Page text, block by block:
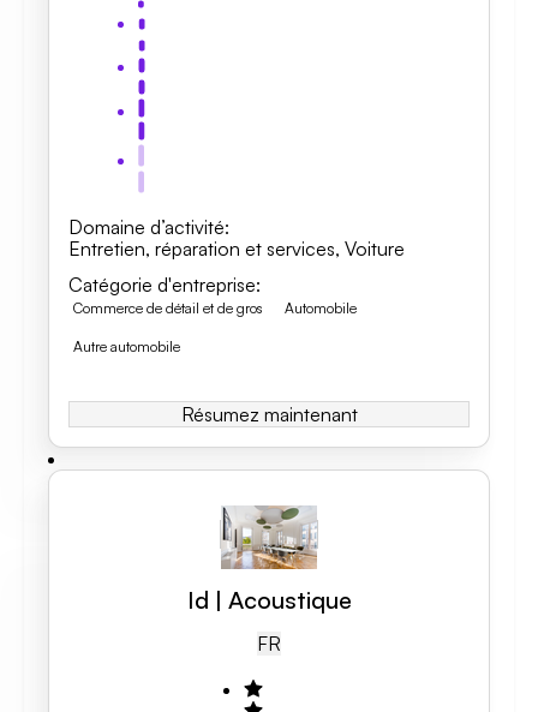
Domaine d’activité:
Entretien, réparation et services, Voiture
Catégorie d'entreprise:
Commerce de détail et de gros Automobile
Autre automobile
Résumez maintenant
Id | Acoustique
FR